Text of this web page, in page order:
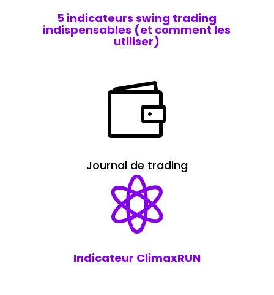
5 indicateurs swing trading
indispensables (et comment les
utiliser)

Journal de trading

Indicateur ClimaxRUN